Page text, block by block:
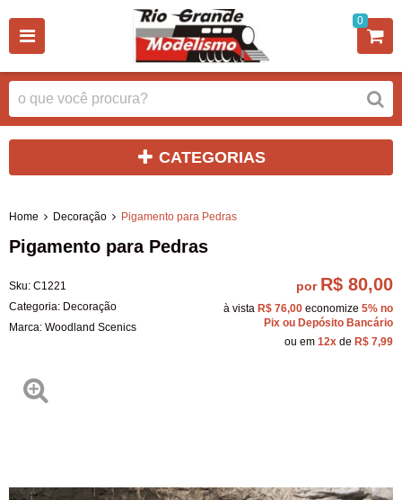
0
CATEGORIAS
Home Decoração Pigamento para Pedras
Pigamento para Pedras
Sku: C1221
Categoria: Decoração
Marca: Woodland Scenics
por R$ 80,00
à vista R$ 76,00 economize 5% no
Pix ou Depósito Bancário
ou em 12x de R$ 7,99